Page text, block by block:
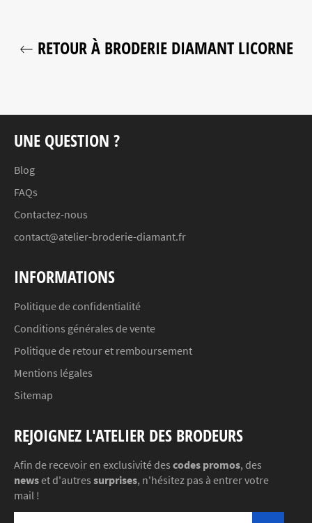
RETOUR À BRODERIE DIAMANT LICORNE
UNE QUESTION ?
Blog
FAQs
Contactez-nous
contact@atelier-broderie-diamant.fr
INFORMATIONS
Politique de confidentialité
Conditions générales de vente
Politique de retour et remboursement
Mentions légales
Sitemap
REJOIGNEZ L'ATELIER DES BRODEURS
Afin de recevoir en exclusivité des codes promos, des
newset d'autres surprises, n'hésitez pas à entrer votre
mail !